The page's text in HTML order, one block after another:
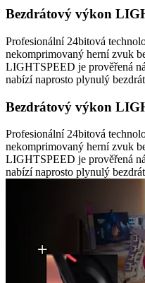
Bezdrátový výkon
Profesionální 24bitová
nekomprimovaný herní zvuk
LIGHTSPEED je prověřená
nabízí naprosto plynulý
Bezdrátový výkon
Profesionální 24bitová
nekomprimovaný herní zvuk
LIGHTSPEED je prověřená
nabízí naprosto plynulý